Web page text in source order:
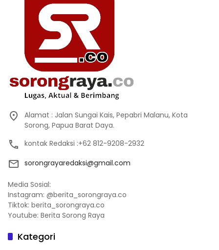
Alamat : Jalan Sungai Kais, Pepabri Malanu, Kota
Sorong, Papua Barat Daya.
kontak Redaksi :+62 812-9208-2932
sorongrayaredaksi@gmail.com
Media Sosial:
Instagram: @berita_sorongraya.co
Tiktok: berita_sorongraya.co
Youtube: Berita Sorong Raya
Kategori